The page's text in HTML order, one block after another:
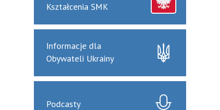
Kształcenia SMK
Informacje dla
Obywateli Ukrainy
Podcasty